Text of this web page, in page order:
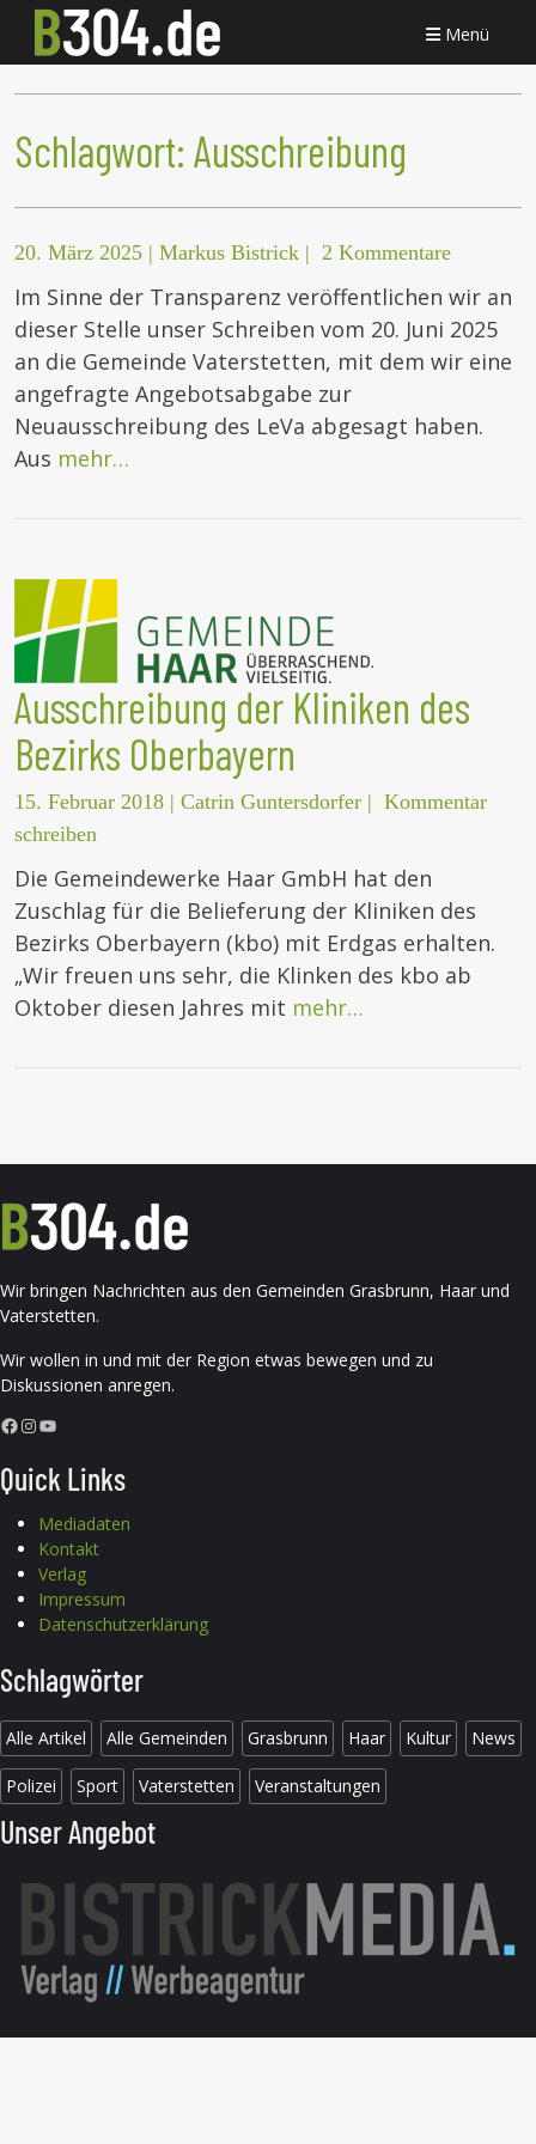
Menü
Schlagwort: Ausschreibung
20. März 2025 | Markus Bistrick | 2 Kommentare
Im Sinne der Transparenz veröffentlichen wir an
dieser Stelle unser Schreiben vom 20. Juni 2025
an die Gemeinde Vaterstetten, mit dem wir eine
angefragte Angebotsabgabe zur
Neuausschreibung des LeVa abgesagt haben.
Aus mehr…
Ausschreibung der Kliniken des
Bezirks Oberbayern
15. Februar 2018 | Catrin Guntersdorfer | Kommentar
schreiben
Die Gemeindewerke Haar GmbH hat den
Zuschlag für die Belieferung der Kliniken des
Bezirks Oberbayern (kbo) mit Erdgas erhalten.
„Wir freuen uns sehr, die Klinken des kbo ab
Oktober diesen Jahres mit mehr…
Wir bringen Nachrichten aus den Gemeinden Grasbrunn, Haar und
Vaterstetten.
Wir wollen in und mit der Region etwas bewegen und zu
Diskussionen anregen.
Facebook InstagramYouTube
Quick Links
Mediadaten
Kontakt
Verlag
Impressum
Datenschutzerklärung
Schlagwörter
Alle Artikel Alle Gemeinden Grasbrunn Haar Kultur News
Polizei Sport Vaterstetten Veranstaltungen
Unser Angebot